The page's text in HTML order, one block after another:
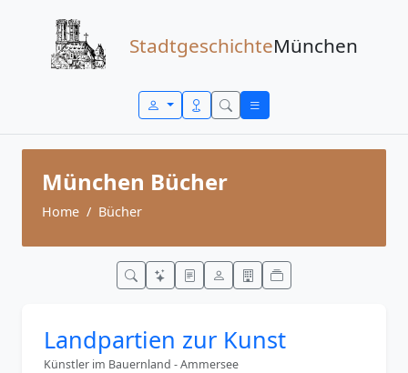
StadtgeschichteMünchen
München Bücher
Home Bücher
Landpartien zur Kunst
Künstler im Bauernland - Ammersee